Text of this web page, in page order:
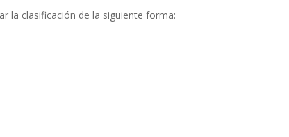
la clasificación de la siguiente forma: